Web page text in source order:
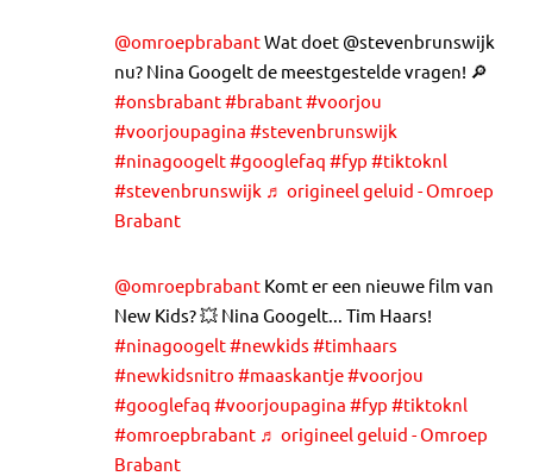
@omroepbrabantWat doet @stevenbrunswijk
nu? Nina Googelt de meestgestelde vragen! 🔎
#onsbrabant#brabant#voorjou
#voorjoupagina #stevenbrunswijk
#ninagoogelt#googlefaq #fyp #tiktoknl
#stevenbrunswijk ♬ origineel geluid - Omroep
Brabant
@omroepbrabant Komt er een nieuwe film van
New Kids? 💥 Nina Googelt... Tim Haars!
#ninagoogelt#newkids #timhaars
#newkidsnitro #maaskantje#voorjou
#googlefaq #voorjoupagina #fyp #tiktoknl
#omroepbrabant ♬ origineel geluid - Omroep
Brabant